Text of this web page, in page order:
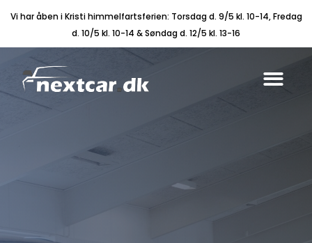
Vi har åben i Kristi himmelfartsferien: Torsdag d. 9/5 kl. 10-14, Fredag
d. 10/5 kl. 10-14 & Søndag d. 12/5 kl. 13-16